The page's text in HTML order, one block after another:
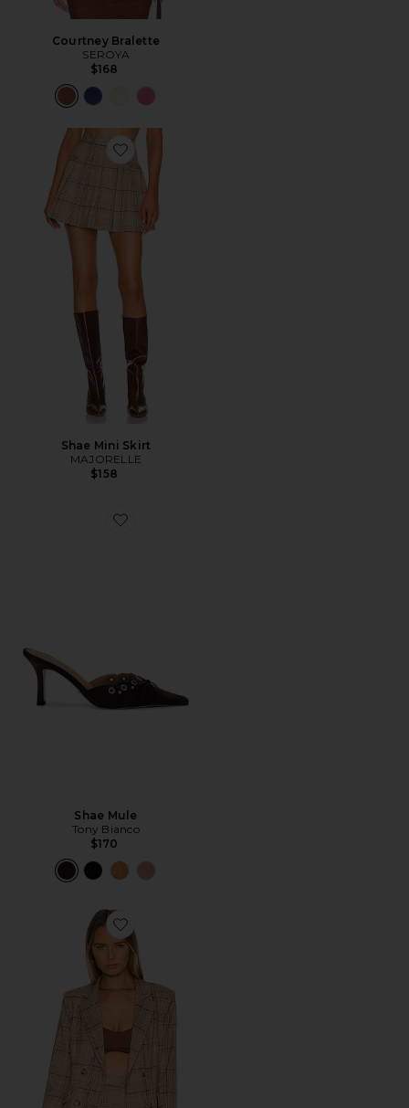
Courtney Bralette
SEROYA
$168
Favorite Shae Mini Skirt
Shae Mini Skirt
MAJORELLE
$158
Favorite Shae Mule
Shae Mule
Tony Bianco
$170
Favorite Rhea Blazer